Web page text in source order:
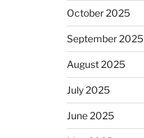
October 2025
September 2025
August 2025
July 2025
June 2025